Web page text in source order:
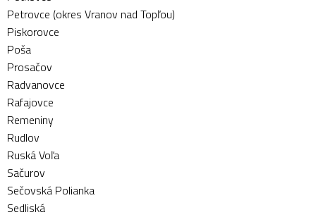
Petrovce (okres Vranov nad Topľou)
Piskorovce
Poša
Prosačov
Radvanovce
Rafajovce
Remeniny
Rudlov
Ruská Voľa
Sačurov
Sečovská Polianka
Sedliská